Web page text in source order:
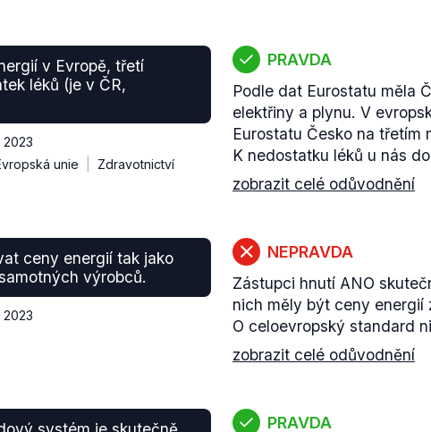
v Evropě, třetí
léků (je v ČR,
2023
unie Zdravotnictví
PRAVDA
Podle dat Eurostatu měla
elektřiny a plynu. V
Eurostatu Česko na třetím
K nedostatku léků u nás
zobrazit celé odůvodnění
ceny energií tak jako
výrobců.
2023
NEPRAVDA
Zástupci hnutí ANO
nich měly být ceny energií
O celoevropský standard
zobrazit celé odůvodnění
PRAVDA